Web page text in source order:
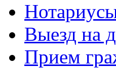
Выезд на
Прием